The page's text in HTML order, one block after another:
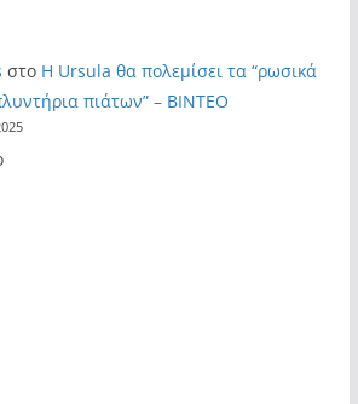
στο Η Ursula θα πολεμίσει τα “ρωσικά
πιάτων” – ΒΙΝΤΕΟ